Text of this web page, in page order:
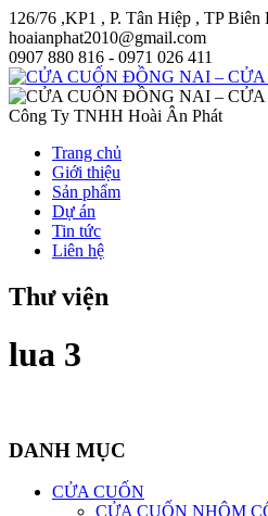
126/76 ,KP1 , P. Tân Hiệp , TP
hoaianphat2010@gmail.com
0907 880 816 - 0971 026 411
Công Ty TNHH Hoài Ân Phát
Trang chủ
Giới thiệu
Sản phẩm
Dự án
Tin tức
Liên hệ
Thư viện
lua 3
DANH MỤC
CỬA CUỐN
CỬA CUỐN NHÔM